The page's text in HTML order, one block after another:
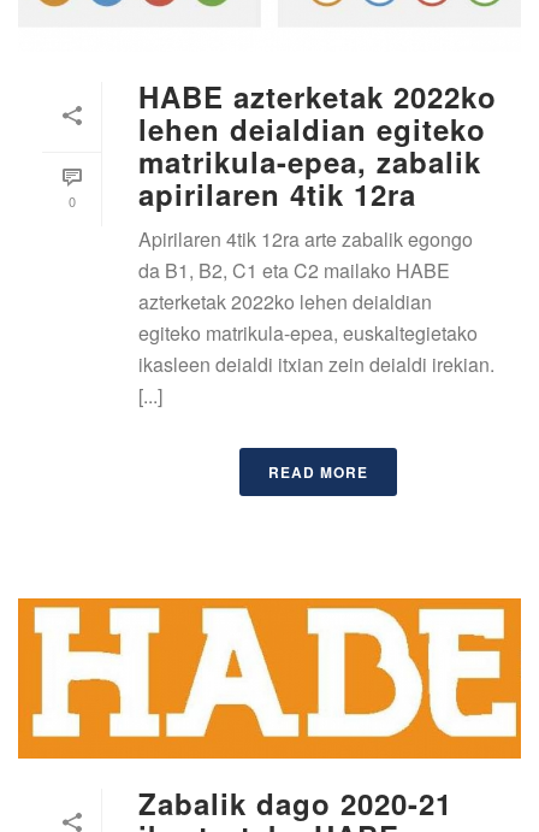
0
HABE azterketak 2022ko
lehen deialdian egiteko
matrikula-epea, zabalik
apirilaren 4tik 12ra
Apirilaren 4tik 12ra arte zabalik egongo
da B1, B2, C1 eta C2 mailako HABE
azterketak 2022ko lehen deialdian
egiteko matrikula-epea, euskaltegietako
ikasleen deialdi itxian zein deialdi irekian.
[...]
READ MORE
Zabalik dago 2020-21